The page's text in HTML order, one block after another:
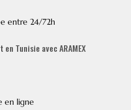
entre 24/72h
Tunisie avec ARAMEX
en ligne